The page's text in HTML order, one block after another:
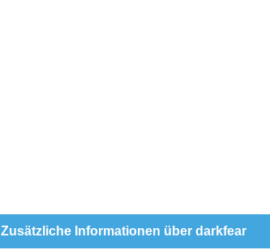
Zusätzliche Informationen über darkfear